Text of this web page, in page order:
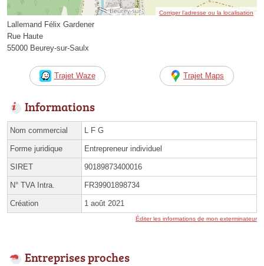
Corriger l’adresse ou la localisation
Lallemand Félix Gardener
Rue Haute
55000 Beurey-sur-Saulx
Trajet Waze Trajet Maps
Informations
Nom commercial L F G
Forme juridique Entrepreneur individuel
SIRET 90189873400016
N° TVA Intra. FR39901898734
Création 1 août 2021
Éditer les informations de mon exterminateur
Entreprises proches